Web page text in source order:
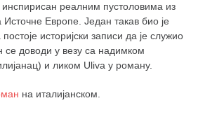
реалним пустоловима из
Европе. Један такав био је
историјски записи да је служио
доводи у везу са надимком
и ликом Uliva у роману.
на италијанском.